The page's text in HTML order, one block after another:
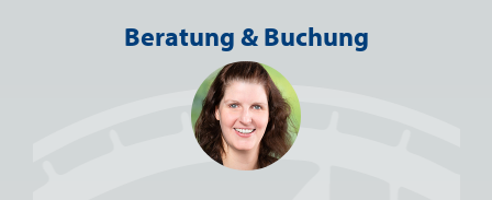
Beratung & Buchung